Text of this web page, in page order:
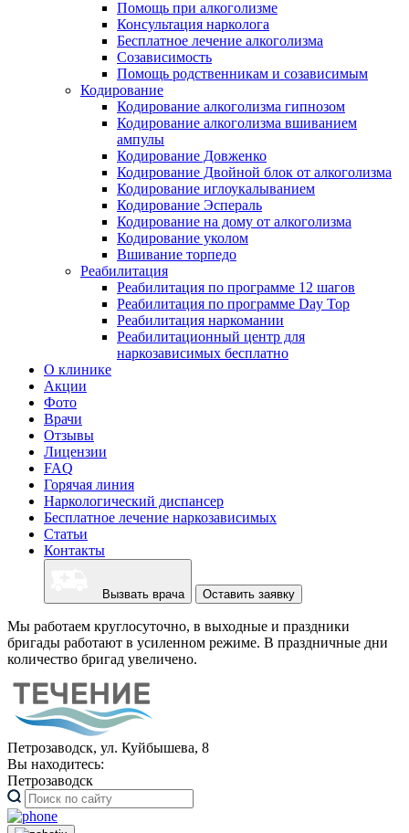
Помощь при алкоголизме
Консультация нарколога
Бесплатное лечение алкоголизма
Созависимость
Помощь родственникам и созависимым
Кодирование
Кодирование алкоголизма гипнозом
Кодирование алкоголизма вшиванием
ампулы
Кодирование Довженко
Кодирование Двойной блок от алкоголизма
Кодирование иглоукалыванием
Кодирование Эспераль
Кодирование на дому от алкоголизма
Кодирование уколом
Вшивание торпедо
Реабилитация
Реабилитация по программе 12 шагов
Реабилитация по программе Day Top
Реабилитация наркомании
Реабилитационный центр для
наркозависимых бесплатно
О клинике
Акции
Фото
Врачи
Отзывы
Лицензии
FAQ
Горячая линия
Наркологический диспансер
Бесплатное лечение наркозависимых
Статьи
Контакты
Вызвать врача Оставить заявку
Мы работаем круглосуточно, в выходные и праздники
бригады работают в усиленном режиме. В праздничные дни
количество бригад увеличено.
Петрозаводск, ул. Куйбышева, 8
Вы находитесь:
Петрозаводск